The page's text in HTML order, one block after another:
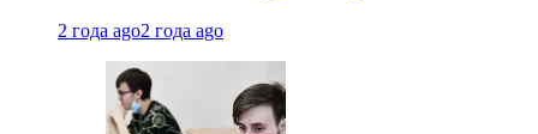
2 года ago2 года ago